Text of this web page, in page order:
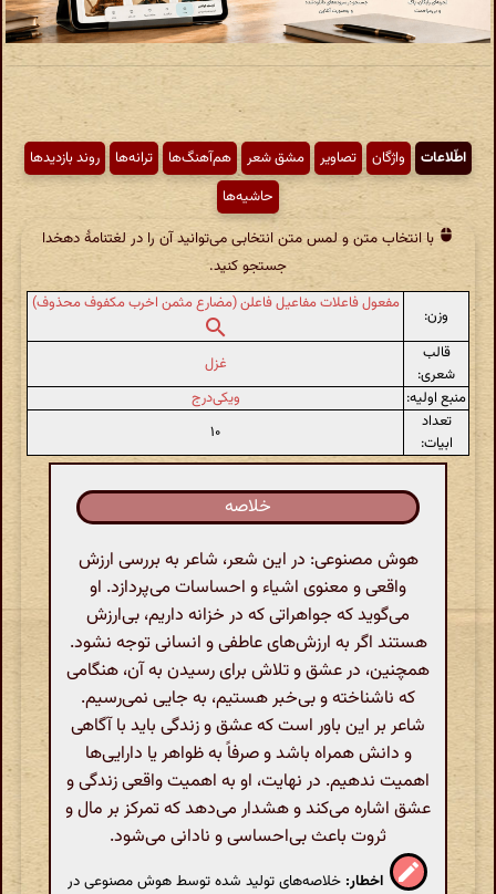
اطّلاعات واژگان تصاویر مشق شعر هم‌آهنگ‌ها ترانه‌ها
روند بازدیدها
حاشیه‌ها
با انتخاب متن و لمس متن انتخابی می‌توانید آن را در لغتنامهٔ دهخدا
جستجو کنید.
وزن:
مفعول فاعلات مفاعیل فاعلن (مضارع مثمن اخرب مکفوف محذوف)
قالب
شعری:
غزل
منبع اولیه:
ویکی‌درج
تعداد
ابیات:
۱۰
خلاصه
هوش مصنوعی: در این شعر، شاعر به بررسی ارزش
واقعی و معنوی اشیاء و احساسات می‌پردازد. او
می‌گوید که جواهراتی که در خزانه داریم، بی‌ارزش
هستند اگر به ارزش‌های عاطفی و انسانی توجه نشود.
همچنین، در عشق و تلاش برای رسیدن به آن، هنگامی
که ناشناخته و بی‌خبر هستیم، به جایی نمی‌رسیم.
شاعر بر این باور است که عشق و زندگی باید با آگاهی
و دانش همراه باشد و صرفاً به ظواهر یا دارایی‌ها
اهمیت ندهیم. در نهایت، او به اهمیت واقعی زندگی و
عشق اشاره می‌کند و هشدار می‌دهد که تمرکز بر مال و
ثروت باعث بی‌احساسی و نادانی می‌شود.
اخطار: خلاصه‌های تولید شده توسط هوش مصنوعی در